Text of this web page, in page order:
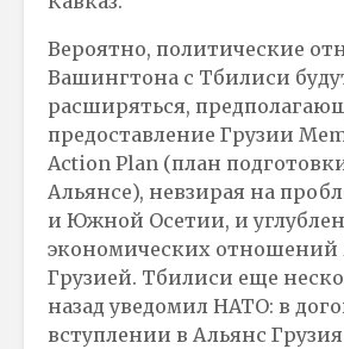
Вероятно, политические
Вашингтона с Тбилиси
расширяться,
предоставление Грузии
Action Plan (план
Альянсе), невзирая на
и Южной Осетии, и
экономических
Грузией. Тбилиси еще
назад уведомил НАТО: в
вступлении в Альянс